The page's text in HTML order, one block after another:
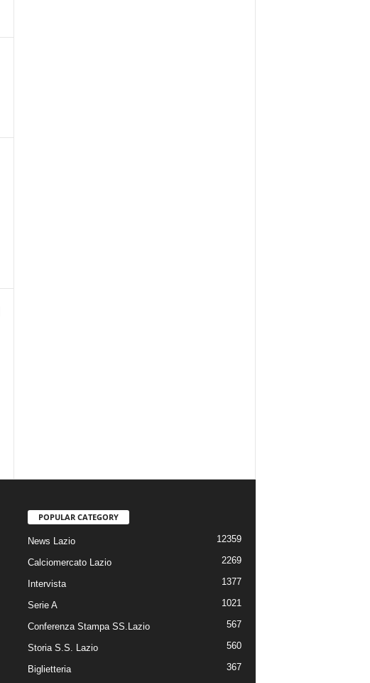
POPULAR CATEGORY
News Lazio 12359
Calciomercato Lazio 2269
Intervista 1377
Serie A 1021
Conferenza Stampa SS.Lazio 567
Storia S.S. Lazio 560
Biglietteria 367